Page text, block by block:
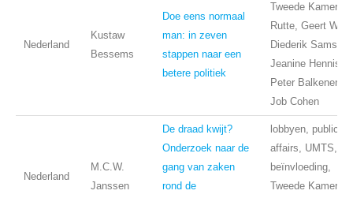
Nederland
Kustaw
Bessems
Doe eens normaal
man: in zeven
stappen naar een
betere politiek
Tweede Kamer,
Rutte, Geert
Diederik Samsom
Jeanine Hennis,
Peter
Job Cohen
Nederland
M.C.W.
Janssen
De draad kwijt?
Onderzoek naar de
gang van zaken
rond de
lobbyen, public
affairs, UMTS,
beïnvloeding,
Tweede Kamer,